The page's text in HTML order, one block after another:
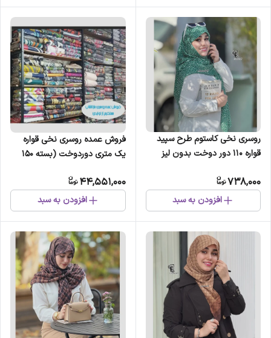
روسری نخی کاستوم طرح سپید
قواره 110 دور دوخت بدون لیز
738,000
افزودن به سبد
فروش عمده روسری نخی قواره
یک متری دوردوخت (بسته 150
44,551,000
افزودن به سبد